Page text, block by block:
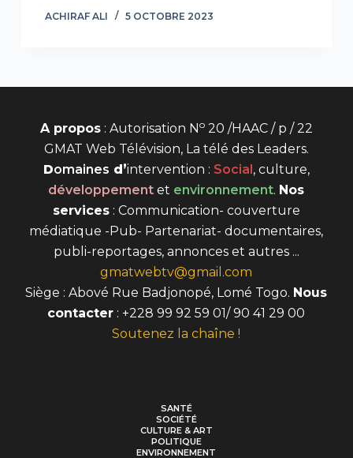
ACHIRAF ALI 5 OCTOBRE 2023
A propos: Autorisation N o20 /HAAC / p / 22
GMAT Web Télévision, La télé des Leaders.
Domaines d’intervention : Social , culture,
développement et environnement. Nos
services: Communication- couverture
médiatique -Pub- Partenariat- documentaires,
publi-reportages, annonces et autres ...
gmatwebtv@gmail.com
Siège : Abové Rue Badjonopé, Lomé Togo. Nous
contacter : +228 99 92 59 01/ 90 41 29 00
Soutenez la chaîne !
SANTÉ
SOCIÉTÉ
CULTURE & ART
POLITIQUE
ENVIRONNEMENT